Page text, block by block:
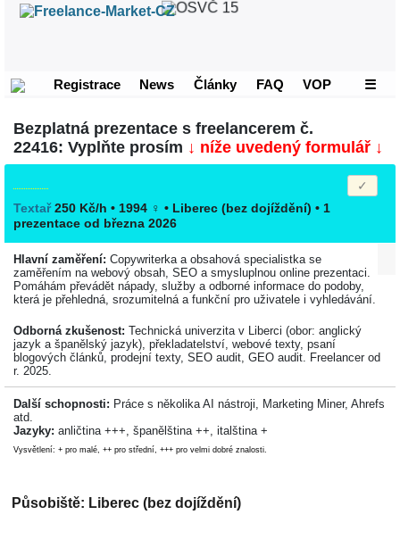
Registrace News Články FAQ VOP ☰
Bezplatná prezentace s freelancerem č.
22416: Vyplňte prosím ↓ níže uvedený formulář ↓
Textař 250 Kč/h • 1994 ♀ • Liberec (bez dojíždění) • 1
prezentace od března 2026
Hlavní zaměření: Copywriterka a obsahová specialistka se
zaměřením na webový obsah, SEO a smysluplnou online prezentaci.
Pomáhám převádět nápady, služby a odborné informace do podoby,
která je přehledná, srozumitelná a funkční pro uživatele i vyhledávání.
Odborná zkušenost: Technická univerzita v Liberci (obor: anglický
jazyk a španělský jazyk), překladatelství, webové texty, psaní
blogových článků, prodejní texty, SEO audit, GEO audit. Freelancer od
r. 2025.
Další schopnosti: Práce s několika AI nástroji, Marketing Miner, Ahrefs
atd.
Jazyky: anličtina +++, španělština ++, italština +
Vysvětlení: + pro malé, ++ pro střední, +++ pro velmi dobré znalosti.
Působiště: Liberec (bez dojíždění)